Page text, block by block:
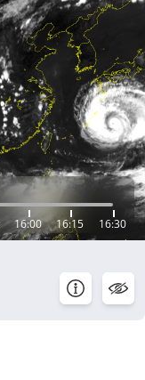
16:00 16:15 16:30